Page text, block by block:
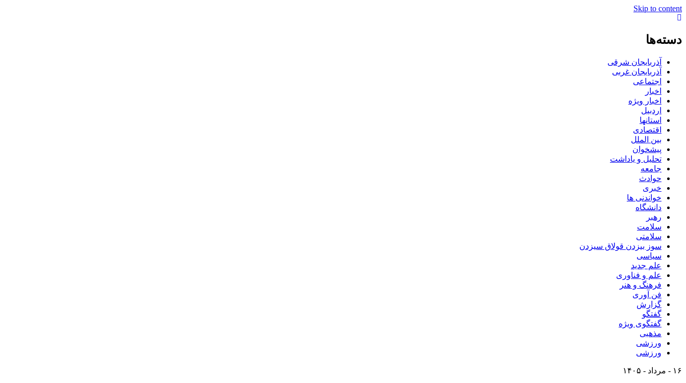
Skip to content
دسته‌ها
آذربایجان شرقی
آذربایجان غربی
اجتماعی
اخبار
اخبار ویژه
اردبیل
استانها
اقتصادی
بین الملل
پیشخوان
تحلیل و یاداشت
جامعه
حوادث
خبری
خواندنی ها
دانشگاه
رهبر
سلامت
سلامتی
سوز بیزدن قولاق سیزدن
سیاسی
علم جدید
علم و فناوری
فرهنگ و هنر
فن آوری
گزارش
گفتگو
گفتگوی ویژه
مذهبی
ورزشی
ورزشی
۱۶ - مرداد - ۱۴۰۵